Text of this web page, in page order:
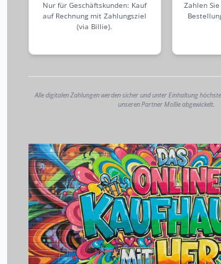
Nur für Geschäftskunden: Kauf
auf Rechnung mit Zahlungsziel
(via Billie).
Zahlen
Alle digitalen Zahlungen werden sicher und unter Einhaltung
unseren Partner Mollie abgewickelt.